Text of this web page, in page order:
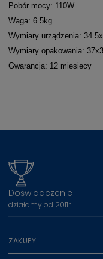
Pobór mocy: 110W
Waga: 6.5kg
Wymiary urządzenia:
Wymiary opakowania:
Gwarancja: 12 miesięcy
Doświadczenie
działamy od 2011r.
ZAKUPY